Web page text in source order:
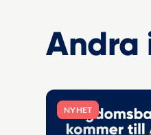
Andra
NYHET